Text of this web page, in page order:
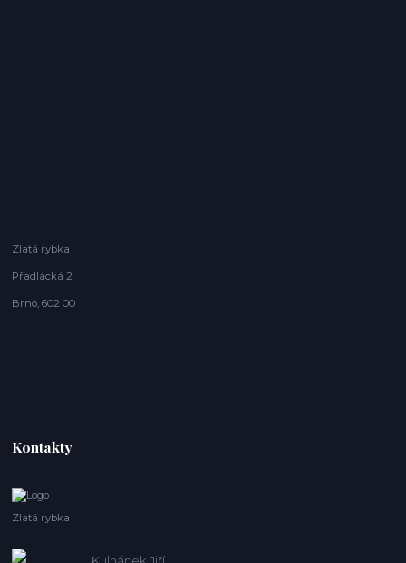
Zlatá rybka
Přadlácká 2
Brno, 602 00
Kontakty
Zlatá rybka